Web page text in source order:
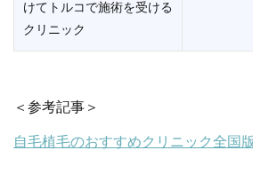
けてトルコで施術を受ける
クリニック
＜参考記事＞
自毛植毛のおすすめクリニック全国